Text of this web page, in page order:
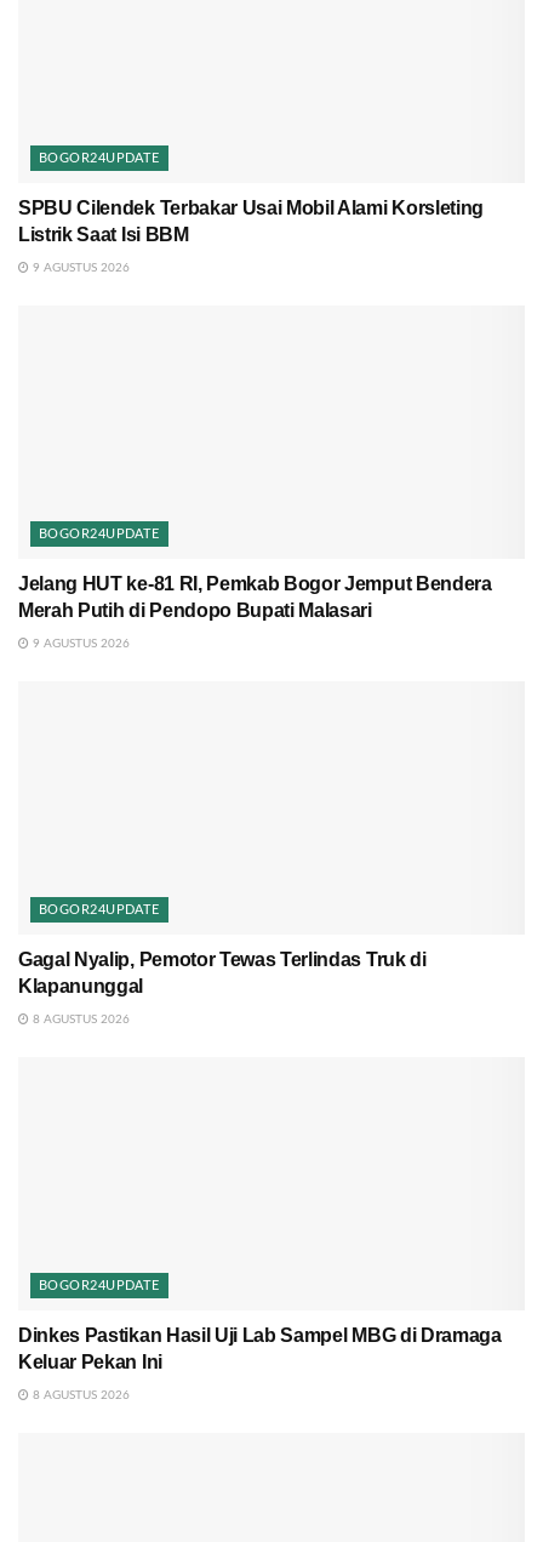
BOGOR24UPDATE
SPBU Cilendek Terbakar Usai Mobil Alami Korsleting
Listrik Saat Isi BBM
9 AGUSTUS 2026
BOGOR24UPDATE
Jelang HUT ke-81 RI, Pemkab Bogor Jemput Bendera
Merah Putih di Pendopo Bupati Malasari
9 AGUSTUS 2026
BOGOR24UPDATE
Gagal Nyalip, Pemotor Tewas Terlindas Truk di
Klapanunggal
8 AGUSTUS 2026
BOGOR24UPDATE
Dinkes Pastikan Hasil Uji Lab Sampel MBG di Dramaga
Keluar Pekan Ini
8 AGUSTUS 2026